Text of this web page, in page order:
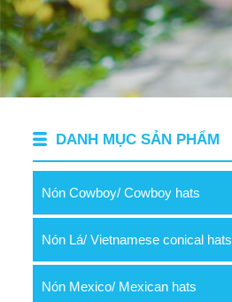
DANH MỤC SẢN PHẨM
Nón Cowboy/ Cowboy hats
Nón Lá/ Vietnamese conical hats
Nón Mexico/ Mexican hats